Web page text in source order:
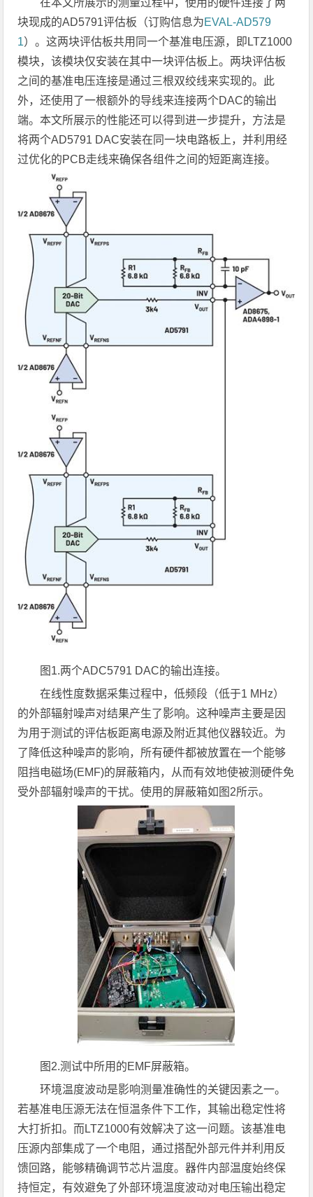
在本文所展示的测量过程中，使用的硬件连接了两
块现成的AD5791评估板（订购信息为EVAL-AD579
1）。这两块评估板共用同一个基准电压源，即LTZ1000
模块，该模块仅安装在其中一块评估板上。两块评估板
之间的基准电压连接是通过三根双绞线来实现的。此
外，还使用了一根额外的导线来连接两个DAC的输出
端。本文所展示的性能还可以得到进一步提升，方法是
将两个AD5791 DAC安装在同一块电路板上，并利用经
过优化的PCB走线来确保各组件之间的短距离连接。
图 1.两个ADC5791 DAC的输出连接。
在线性度数据采集过程中，低频段（低于1 MHz）
的外部辐射噪声对结果产生了影响。这种噪声主要是因
为用于测试的评估板距离电源及附近其他仪器较近。为
了降低这种噪声的影响，所有硬件都被放置在一个能够
阻挡电磁场(EMF)的屏蔽箱内，从而有效地使被测硬件免
受外部辐射噪声的干扰。使用的屏蔽箱如图2所示。
图 2.测试中所用的EMF屏蔽箱。
环境温度波动是影响测量准确性的关键因素之一。
若基准电压源无法在恒温条件下工作，其输出稳定性将
大打折扣。而LTZ1000有效解决了这一问题。该基准电
压源内部集成了一个电阻，通过搭配外部元件并利用反
馈回路，能够精确调节芯片温度。器件内部温度始终保
持恒定，有效避免了外部环境温度波动对电压输出稳定